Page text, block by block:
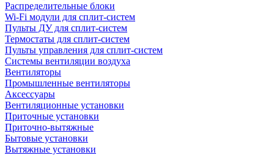
Распределительные блоки
Wi-Fi модули для сплит-систем
Пульты ДУ для сплит-систем
Термостаты для сплит-систем
Пульты управления для сплит-систем
Системы вентиляции воздуха
Вентиляторы
Промышленные вентиляторы
Аксессуары
Вентиляционные установки
Приточные установки
Приточно-вытяжные
Бытовые установки
Вытяжные установки